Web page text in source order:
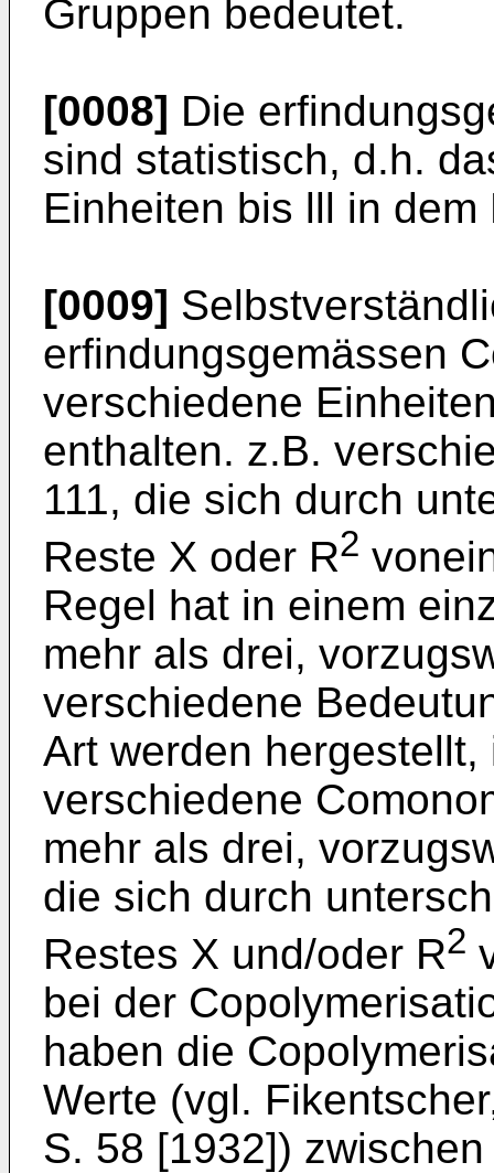
Gruppen bedeutet.
[0008] Die
sind statistisch, d.h.
Einheiten bis lll in
[0009]
erfindungsgemässen
verschiedene
enthalten. z.B.
111, die sich durch
Reste X oder R2
Regel hat in einem
mehr als drei,
verschiedene
Art werden
verschiedene
mehr als drei,
die sich durch
Restes X und/oder R2
bei der
haben die
Werte (vgl.
S. 58 [1932])